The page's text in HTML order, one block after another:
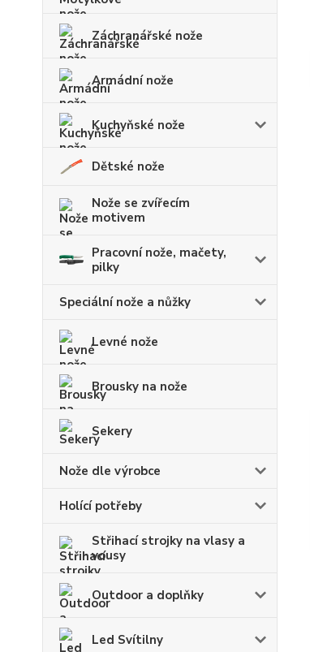
Záchranářské nože
Armádní nože
Kuchyňské nože
Dětské nože
Nože se zvířecím
motivem
Pracovní nože, mačety,
pilky
Speciální nože a nůžky
Levné nože
Brousky na nože
Sekery
Nože dle výrobce
Holící potřeby
Střihací strojky na vlasy a
vousy
Outdoor a doplňky
Led Svítilny